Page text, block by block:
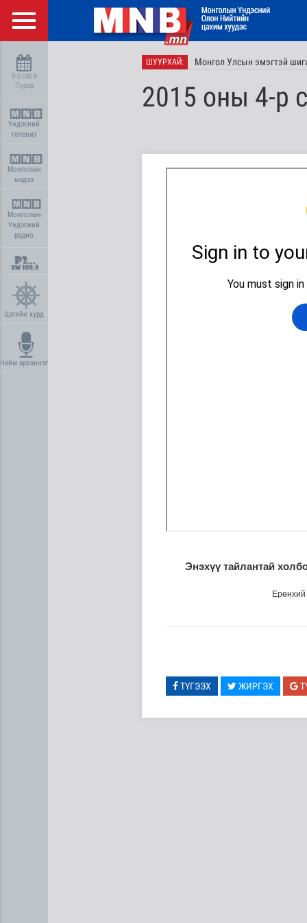
8-р сар 6
Пүрэв
Үндэсний
телевиз
Монголын
мэдээ
Монголын
Үндэсний
радио
Цагийн хүрд
Найм арваннэг
ШУУРХАЙ: Монгол Улсын эмэгтэй
2015 оны 4-р
Энэхүү тайлантай
Ерөнхий
ТҮГЭЭХ ЖИРГЭХ